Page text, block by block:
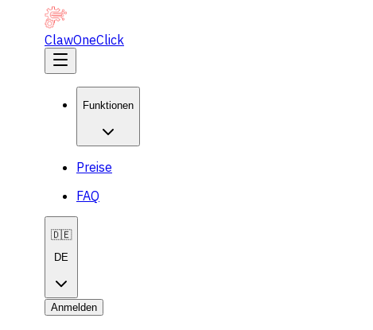
ClawOneClick
Funktionen
Preise
FAQ
🇩🇪
DE
Anmelden